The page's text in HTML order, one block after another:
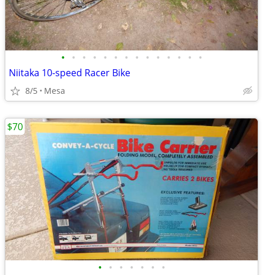
• • • • • • • • • • • • • •
Niitaka 10-speed Racer Bike
8/5 Mesa
• • • • • • •
$70